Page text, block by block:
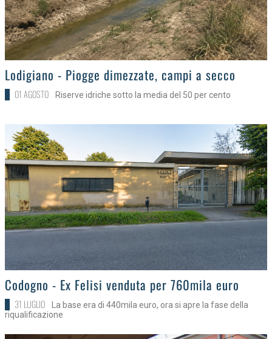
>Lodigiano - Piogge dimezzate, campi a secco
01 AGOSTO Riserve idriche sotto la media del 50 per cento
>
Codogno - Ex Felisi venduta per 760mila euro
31 LUGLIO
La base era di 440mila euro, ora si apre la fase della
riqualificazione